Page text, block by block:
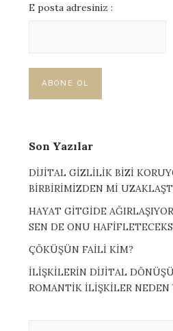
E posta adresiniz :
Son Yazılar
DİJİTAL GİZLİLİK BİZİ
BİRBİRİMİZDEN Mİ
HAYAT GİTGİDE
SEN DE ONU
ÇÖKÜŞÜN FAİLİ KİM?
İLİŞKİLERİN DİJİTAL
ROMANTİK İLİŞKİLER NEDEN